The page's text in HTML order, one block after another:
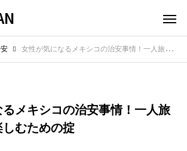
女性が気になるメキシコの治安事情！一人旅でも安全に楽しむための掟
メキシコの治安事情！一人旅
むための掟